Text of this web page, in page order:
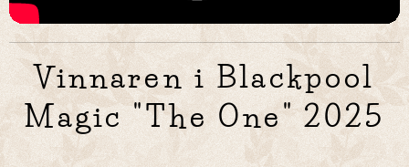
Vinnaren i Blackpool
Magic "The One" 2025